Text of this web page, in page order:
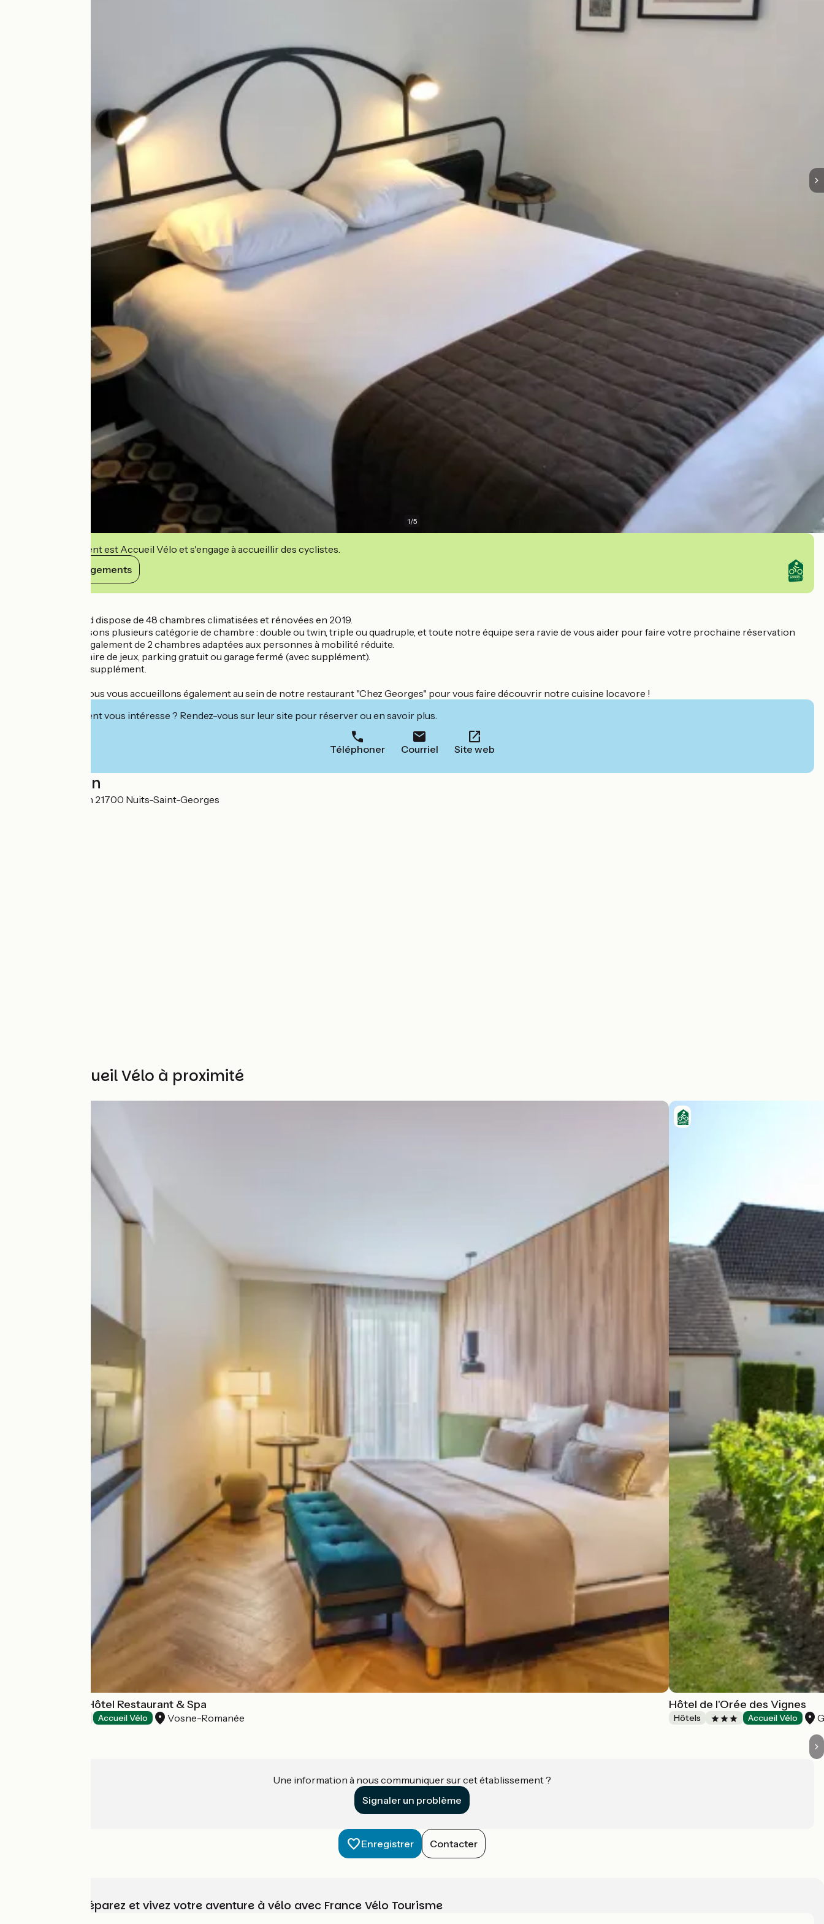
1/5
Cet établissement est Accueil Vélo et s'engage à accueillir des cyclistes.
Voir ses engagements
Notre Hôtel Kyriad dispose de 48 chambres climatisées et rénovées en 2019.
Nous vous proposons plusieurs catégorie de chambre : double ou twin, triple ou quadruple, et toute notre équipe sera ravie de vous aider pour faire votre prochaine réservation
Nous disposons également de 2 chambres adaptées aux personnes à mobilité réduite.
Piscine, terrasse, aire de jeux, parking gratuit ou garage fermé (avec supplément).
Chien admis avec supplément.
et n'oubliez pas, nous vous accueillons également au sein de notre restaurant "Chez Georges" pour vous faire découvrir notre cuisine locavore !
Cet établissement vous intéresse ? Rendez-vous sur leur site pour réserver ou en savoir plus.
Téléphoner Courriel Site web
Localisation
7 rue Saint Joseph 21700 Nuits-Saint-Georges
Autres Accueil Vélo à proximité
Le Richebourg Hôtel Restaurant & Spa
Accueil Vélo Vosne-Romanée
Hôtel de l'Orée des Vignes
Hôtels Accueil Vélo
Une information à nous communiquer sur cet établissement ?
Signaler un problème
Enregistrer Contacter
Choisissez, préparez et vivez votre aventure à vélo avec France Vélo Tourisme